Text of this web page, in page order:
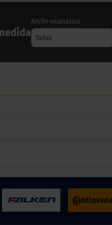
Ancho neumático
Todas